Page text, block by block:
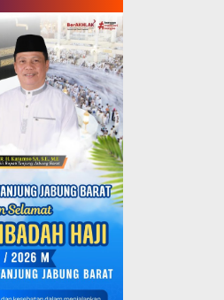
Menang
di OPD Cup
WIB
– Tim Satpol PP Kabupaten